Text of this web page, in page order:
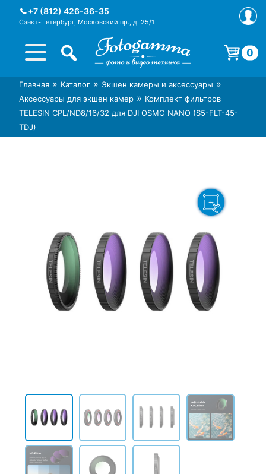
+7 (812) 426-36-35
Санкт-Петербург, Московский пр., д. 25/1
Интернет-магазин фототехники
Foto-Gamma в СПб
Магазин фотоаксессуаров foto-
gamma.ru
0
Корзина пуста.
Главная » Каталог » Экшен камеры и аксессуары »
Аксессуары для экшен камер » Комплект фильтров
TELESIN CPL/ND8/16/32 для DJI OSMO NANO (S5-FLT-45-
TDJ)